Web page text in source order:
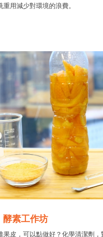
用減少對環境的浪費。
酵素工作坊
果皮，可以點做好？化學清潔劑